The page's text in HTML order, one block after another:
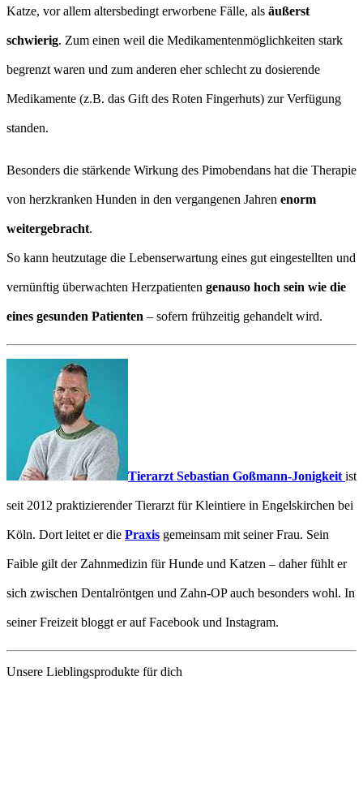
Katze, vor allem altersbedingt erworbene Fälle, als äußerst
schwierig. Zum einen weil die Medikamentenmöglichkeiten stark
begrenzt waren und zum anderen eher schlecht zu dosierende
Medikamente (z.B. das Gift des Roten Fingerhuts) zur Verfügung
standen.
Besonders die stärkende Wirkung des Pimobendans hat die Therapie
von herzkranken Hunden in den vergangenen Jahren enorm
weitergebracht.
So kann heutzutage die Lebenserwartung eines gut eingestellten und
vernünftig überwachten Herzpatienten genauso hoch sein wie die
eines gesunden Patienten – sofern frühzeitig gehandelt wird.
Tierarzt Sebastian Goßmann-Jonigkeit ist
seit 2012 praktizierender Tierarzt für Kleintiere in Engelskirchen bei
Köln. Dort leitet er die Praxis gemeinsam mit seiner Frau. Sein
Faible gilt der Zahnmedizin für Hunde und Katzen – daher fühlt er
sich zwischen Dentalröntgen und Zahn-OP auch besonders wohl. In
seiner Freizeit bloggt er auf Facebook und Instagram.
Unsere Lieblingsprodukte für dich